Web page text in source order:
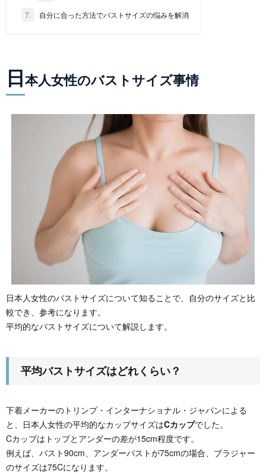
7.
自分に合った方法でバストサイズの悩みを解消
日本人女性のバストサイズ事情
日本人女性のバストサイズについて知ることで、自分のサイズと比
較でき、参考になります。
平均的なバストサイズについて解説します。
平均バストサイズはどれくらい？
下着メーカーのトリンプ・インターナショナル・ジャパンによる
と、日本人女性の平均的なカップサイズはCカップでした。
Cカップはトップとアンダーの差が15cm程度です。
例えば、バスト90cm、アンダーバストが75cmの場合、ブラジャー
のサイズは75Cになります。